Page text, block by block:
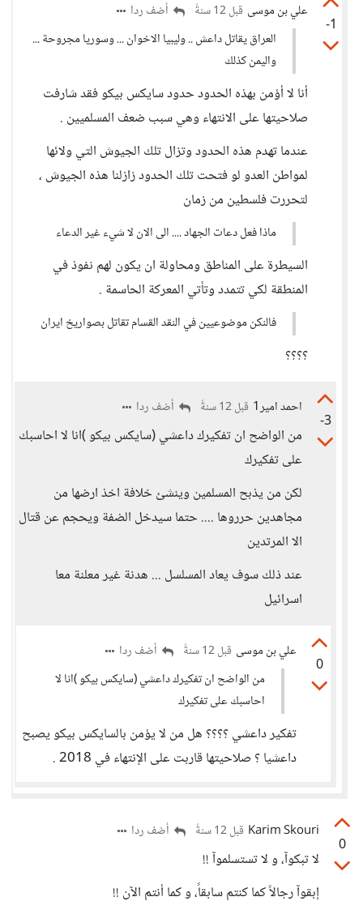
-1
علي بن موسى قبل 12 سنةً
أضف ردا
العراق يقاتل داعش .. وليبيا الاخوان ... وسوريا مجروحة ...
واليمن كذلك
أنا لا أؤمن بهذه الحدود حدود سايكس بيكو فقد شارفت
صلاحيتها على الانتهاء وهي سبب ضعف المسلميين .
عندما تهدم هذه الحدود وتزال تلك الجيوش التي ولائها
لمواطن العدو لو فتحت تلك الحدود زازلنا هذه الجيوش ،
لتحررت فلسطين من زمان
ماذا فعل دعات الجهاد .... الى الان لا شيء غير الدعاء
السيطرة على المناطق ومحاولة ان يكون لهم نفوذ في
المنطقة لكي تتمدد وتأتي المعركة الحاسمة .
فالنكن موضوعيين في النقد القسام تقاتل بصواريخ ايران
؟؟؟؟
-3
احمد امير1 قبل 12 سنةً أضف ردا
من الواضح ان تفكيرك داعشي (سايكس بيكو )انا لا احاسبك
على تفكيرك
لكن من يذبح المسلمين وينشئ خلافة اخذ ارضها من
مجاهدين حرروها .... حتما سيدخل الضفة ويحجم عن قتال
الا المرتدين
عند ذلك سوف يعاد المسلسل ... هدنة غير معلنة معا
اسرائيل
0
علي بن موسى قبل 12 سنةً
أضف ردا
من الواضح ان تفكيرك داعشي (سايكس بيكو )انا لا
احاسبك على تفكيرك
تفكير داعشي ؟؟؟؟ هل من لا يؤمن بالسايكس بيكو يصبح
داعشيا ؟ صلاحيتها قاربت على الإنتهاء في 2018 .
0
Karim Skouri قبل 12 سنةً أضف ردا
لا تبكوآ، و لا تستسلموآ !!
إبقوآ رجالاً كما كنتم سابقاً، و كما أنتم الآن !!